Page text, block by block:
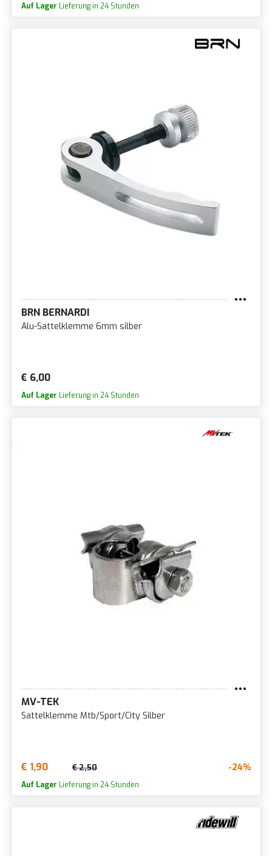
Auf Lager Lieferung in 24 Stunden
BRN BERNARDI
Alu-Sattelklemme 6mm silber
€ 6,00
Auf Lager Lieferung in 24 Stunden
MV-TEK
Sattelklemme Mtb/Sport/City Silber
€ 1,90 € 2,50 -24%
Auf Lager Lieferung in 24 Stunden